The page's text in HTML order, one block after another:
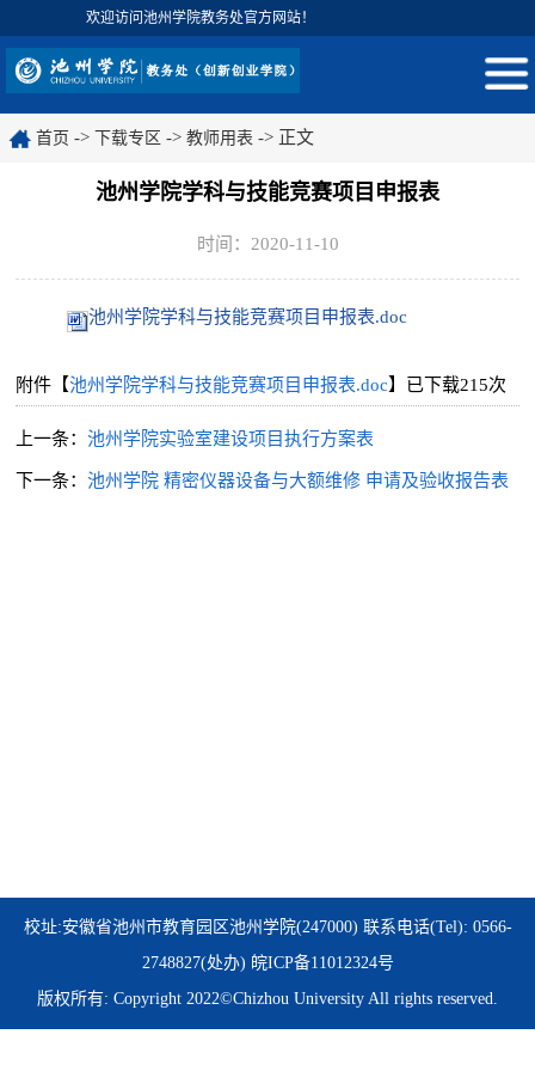
欢迎访问池州学院教务处官方网站！
首页 -> 下载专区 -> 教师用表 -> 正文
池州学院学科与技能竞赛项目申报表
时间：2020-11-10
池州学院学科与技能竞赛项目申报表.doc
附件【池州学院学科与技能竞赛项目申报表.doc】已下载215次
上一条：池州学院实验室建设项目执行方案表
下一条：池州学院 精密仪器设备与大额维修 申请及验收报告表
校址:安徽省池州市教育园区池州学院(247000) 联系电话(Tel): 0566-
2748827(处办) 皖ICP备11012324号
版权所有: Copyright 2022©Chizhou University All rights reserved.